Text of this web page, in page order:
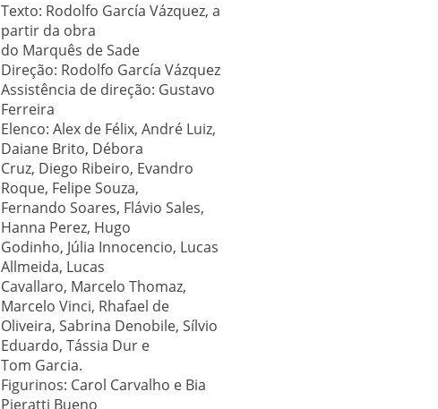
Texto: Rodolfo García Vázquez, a
partir da obra
do Marquês de Sade
Direção: Rodolfo García Vázquez
Assistência de direção: Gustavo
Ferreira
Elenco: Alex de Félix, André Luiz,
Daiane Brito, Débora
Cruz, Diego Ribeiro, Evandro
Roque, Felipe Souza,
Fernando Soares, Flávio Sales,
Hanna Perez, Hugo
Godinho, Júlia Innocencio, Lucas
Allmeida, Lucas
Cavallaro, Marcelo Thomaz,
Marcelo Vinci, Rhafael de
Oliveira, Sabrina Denobile, Sílvio
Eduardo, Tássia Dur e
Tom Garcia.
Figurinos: Carol Carvalho e Bia
Pieratti Bueno